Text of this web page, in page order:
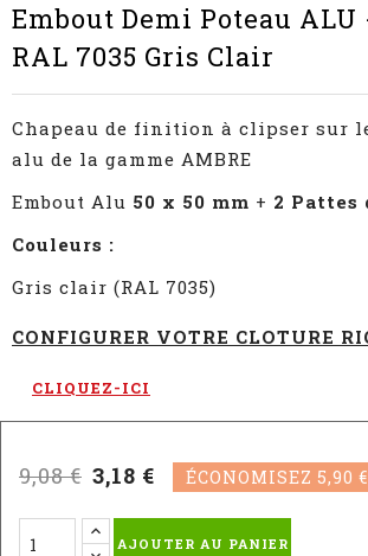
Embout Demi Poteau ALU
RAL 7035 Gris Clair
Chapeau de finition à clipser sur
alu de la gamme AMBRE
Embout Alu 50 x 50 mm + 2
Couleurs :
Gris clair (RAL 7035)
CONFIGURER VOTRE CLOTURE
CLIQUEZ-ICI
9,08 € 3,18 € ÉCONOMISEZ 5,90 €
AJOUTER AU PANIER